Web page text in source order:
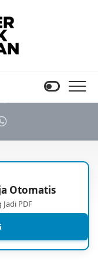
Otomatis
PDF